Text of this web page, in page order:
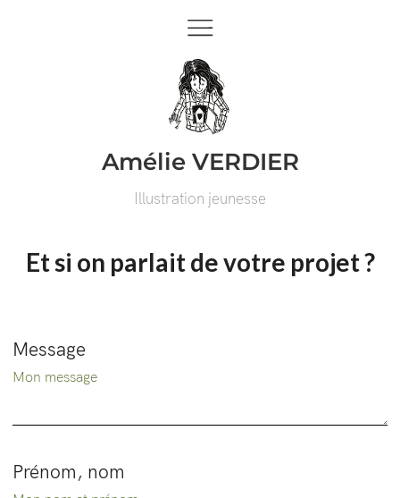
Amélie VERDIER
Illustration jeunesse
Et si on parlait de votre projet ?
Message
Prénom, nom